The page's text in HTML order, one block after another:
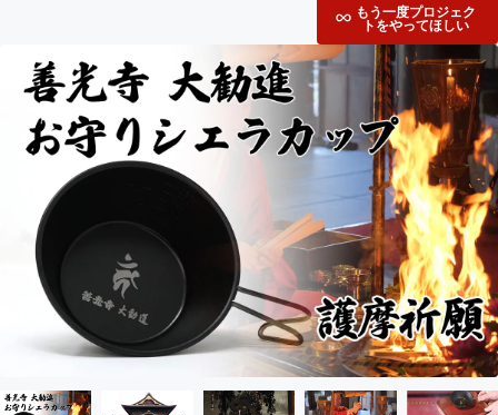
もう一度プロジェク
トをやってほしい